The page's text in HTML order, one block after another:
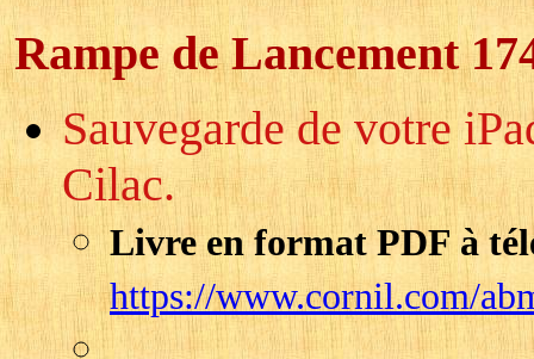
Rampe de Lancement
Sauvegarde de votre
Cilac.
Livre en format PDF à
https://www.cornil.com/